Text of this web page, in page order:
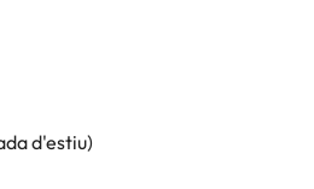
d'estiu)